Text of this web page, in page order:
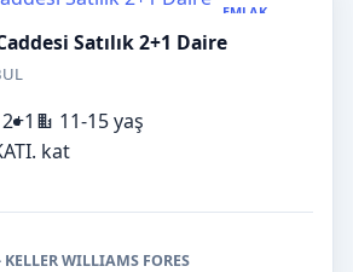
EMLAK
Satılık 2+1 Daire
2+1
11-15 yaş
kat
WILLIAMS FORES